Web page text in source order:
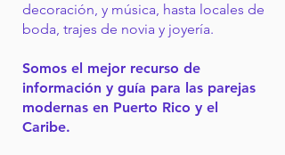
decoración, y música, hasta locales de
boda, trajes de novia y joyería.
Somos el mejor recurso de
información y guía para las parejas
modernas en Puerto Rico y el
Caribe.